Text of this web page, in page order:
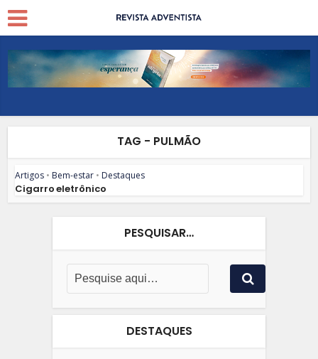
TAG - PULMÃO
Artigos • Bem-estar • Destaques
Cigarro eletrônico
PESQUISAR…
DESTAQUES